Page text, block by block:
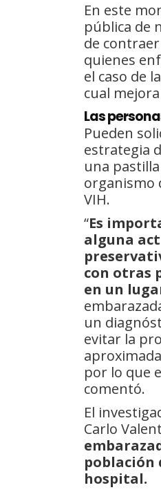
En este
pública de
de
quienes
el caso de
cual
Las
Pueden
estrategia
una
organismo
VIH.
“Es
alguna
con otras
en un
un
evitar la
por lo que
comentó.
El
Carlo
población
hospital.